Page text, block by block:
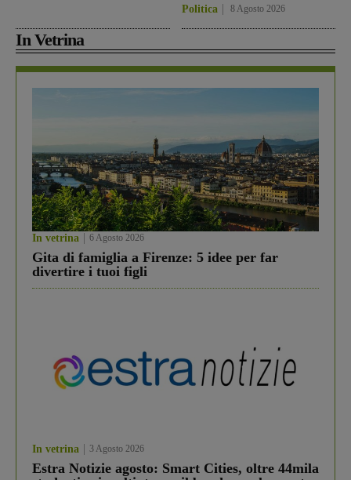
Politica 8 Agosto 2026
In Vetrina
In vetrina 6 Agosto 2026
Gita di famiglia a Firenze: 5 idee per far
divertire i tuoi figli
In vetrina 3 Agosto 2026
Estra Notizie agosto: Smart Cities, oltre 44mila